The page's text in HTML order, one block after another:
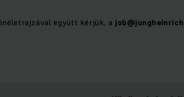
együtt kérjük, a